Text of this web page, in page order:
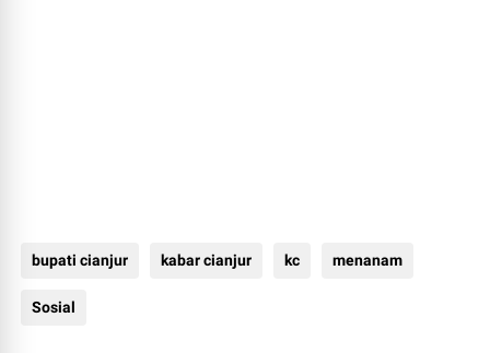
bupati cianjur kabar cianjur kc menanam
Sosial